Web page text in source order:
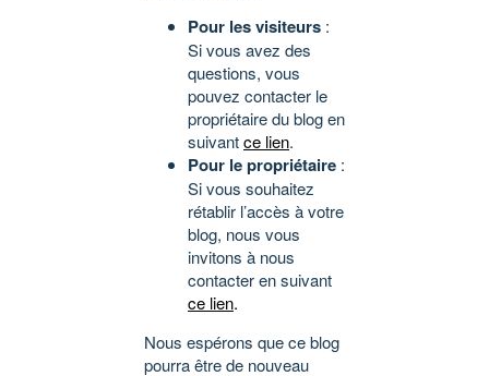
Pour les visiteurs :
Si vous avez des
questions, vous
pouvez contacter le
propriétaire du blog en
suivantce lien.
Pour le propriétaire :
Si vous souhaitez
rétablir l’accès à votre
blog, nous vous
invitons à nous
contacter en suivant
ce lien.
Nous espérons que ce blog
pourra être de nouveau